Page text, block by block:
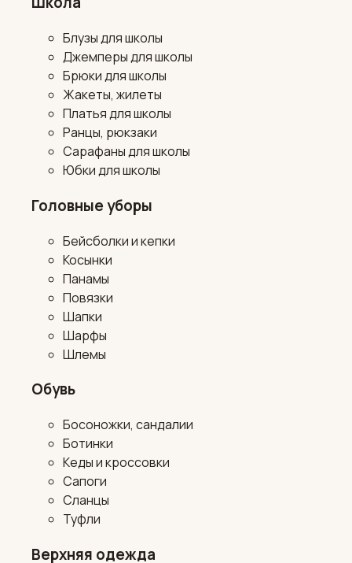
Блузы для школы
Джемперы для школы
Брюки для школы
Жакеты, жилеты
Платья для школы
Ранцы, рюкзаки
Сарафаны для школы
Юбки для школы
Головные уборы
Бейсболки и кепки
Косынки
Панамы
Повязки
Шапки
Шарфы
Шлемы
Обувь
Босоножки, сандалии
Ботинки
Кеды и кроссовки
Сапоги
Сланцы
Туфли
Верхняя одежда